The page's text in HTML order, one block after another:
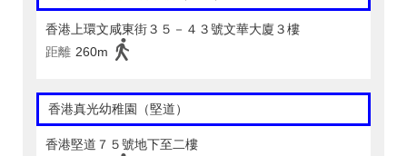
香港上環文咸東街３５－４３號文華大廈３樓
距離 260m
香港真光幼稚園（堅道）
香港堅道７５號地下至二樓